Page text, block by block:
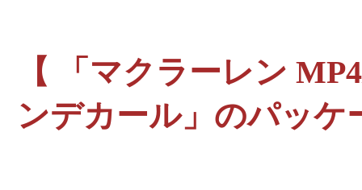
【 「マクラーレン
ンデカール」のパッケ